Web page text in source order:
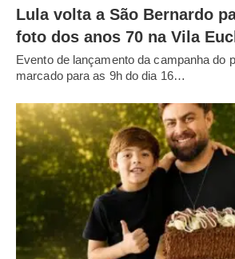
Lula volta a São Bernardo
foto dos anos 70 na Vila
Evento de lançamento da campanha do
marcado para as 9h do dia 16…